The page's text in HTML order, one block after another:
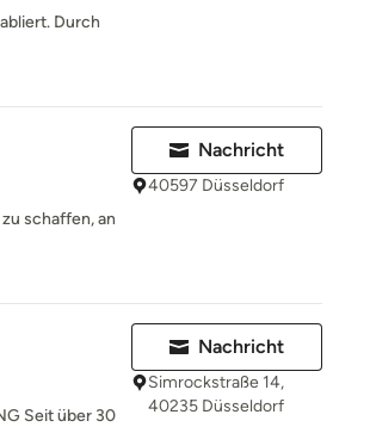
Durch
schaffen, an
Nachricht
40597 Düsseldorf
Seit über 30
Nachricht
Simrockstraße 14,
40235 Düsseldorf